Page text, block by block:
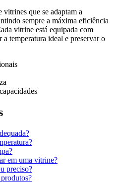
vitrines que se adaptam a
sempre a máxima eficiência
vitrine está equipada com
temperatura ideal e preservar o
em uma vitrine?
preciso?